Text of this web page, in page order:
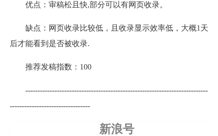
优点：审稿松且快,部分可以有网页收录。
缺点：网页收录比较低，且收录显示效率低，大概1天
后才能看到是否被收录.
推荐发稿指数：100
---------------------------------------------------------------------------
---------------------------------
新浪号